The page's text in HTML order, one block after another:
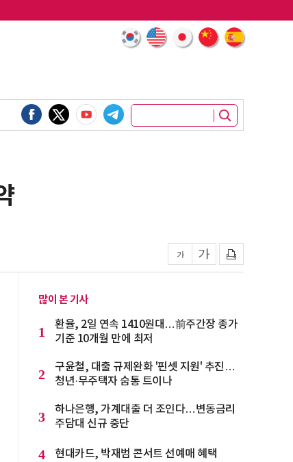
많이 본 기사
1
환율, 2일 연속 1410원대…前주간장 종가
기준 10개월 만에 최저
2
구윤철, 대출 규제완화 '핀셋 지원' 추진…
청년·무주택자 숨통 트이나
3
하나은행, 가계대출 더 조인다…변동금리
주담대 신규 중단
4 현대카드, 박재범 콘서트 선예매 혜택